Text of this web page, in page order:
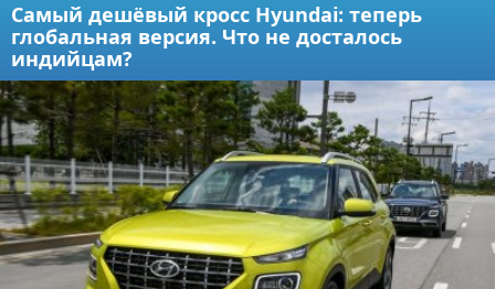
Самый дешёвый кросс Hyundai: теперь
глобальная версия. Что не досталось
индийцам?